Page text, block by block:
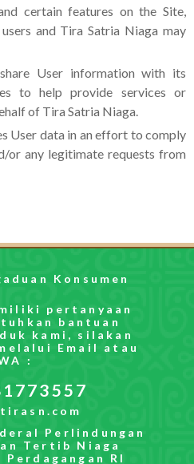
certain features on the Site,
and Tira Satria Niaga may
User information with its
to help provide services or
of Tira Satria Niaga.
User data in an effort to comply
or any legitimate requests from
Konsumen
pertanyaan
bantuan
kami, silakan
Email atau
:
Perlindungan
Tertib Niaga
RI